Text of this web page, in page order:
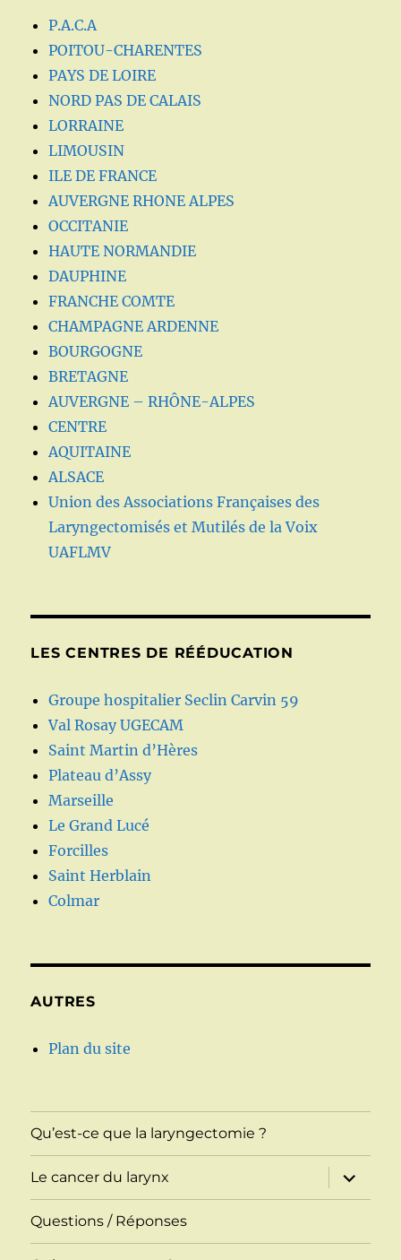
P.A.C.A
POITOU-CHARENTES
PAYS DE LOIRE
NORD PAS DE CALAIS
LORRAINE
LIMOUSIN
ILE DE FRANCE
AUVERGNE RHONE ALPES
OCCITANIE
HAUTE NORMANDIE
DAUPHINE
FRANCHE COMTE
CHAMPAGNE ARDENNE
BOURGOGNE
BRETAGNE
AUVERGNE – RHÔNE-ALPES
CENTRE
AQUITAINE
ALSACE
Union des Associations Françaises des
Laryngectomisés et Mutilés de la Voix
UAFLMV
LES CENTRES DE RÉÉDUCATION
Groupe hospitalier Seclin Carvin 59
Val Rosay UGECAM
Saint Martin d’Hères
Plateau d’Assy
Marseille
Le Grand Lucé
Forcilles
Saint Herblain
Colmar
AUTRES
Plan du site
Qu’est-ce que la laryngectomie ?
Le cancer du larynx
ouvrir
le
sous-
Questions / Réponses